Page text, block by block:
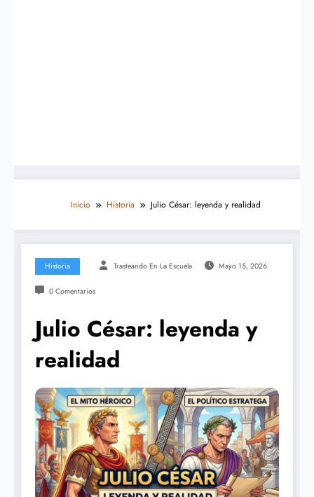
Inicio Historia Julio César: leyenda y realidad
Historia Trasteando En La Escuela Mayo 15, 2026
0 Comentarios
Julio César: leyenda y
realidad